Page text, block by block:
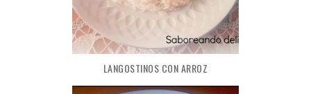
LANGOSTINOS CON ARROZ